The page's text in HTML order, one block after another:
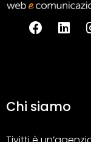
Chi siamo